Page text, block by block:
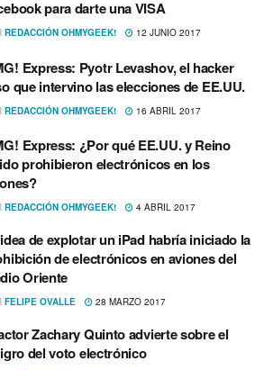
para darte una VISA
REDACCIÓN OHMYGEEK! 12 JUNIO 2017
Express: Pyotr Levashov, el hacker
que intervino las elecciones de EE.UU.
REDACCIÓN OHMYGEEK! 16 ABRIL 2017
Express: ¿Por qué EE.UU. y Reino
prohibieron electrónicos en los
REDACCIÓN OHMYGEEK! 4 ABRIL 2017
de explotar un iPad habrí­a iniciado la
de electrónicos en aviones del
Oriente
FELIPE OVALLE 28 MARZO 2017
Zachary Quinto advierte sobre el
del voto electrónico